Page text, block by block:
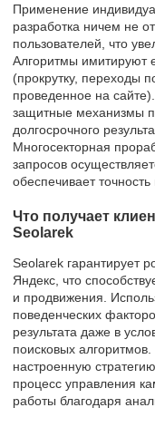
Применение
разработка ничем не
пользователей, что
Алгоритмы имитируют
(прокрутку, переходы
проведенное на
защитные механизмы
долгосрочного
Многосекторная
запросов
обеспечивает
Что получает
Seolarek
Seolarek гарантирует
Яндекс, что
и продвижения.
поведенческих
результата даже в
поисковых
настроенную
процесс управления
работы благодаря